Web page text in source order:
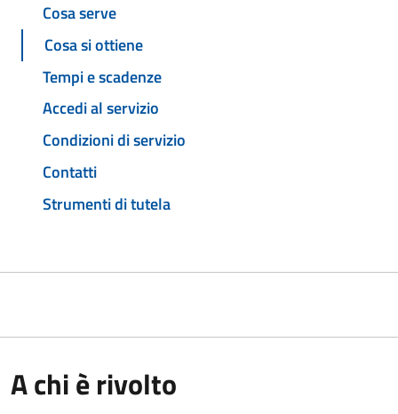
Cosa serve
Cosa si ottiene
Tempi e scadenze
Accedi al servizio
Condizioni di servizio
Contatti
Strumenti di tutela
A chi è rivolto